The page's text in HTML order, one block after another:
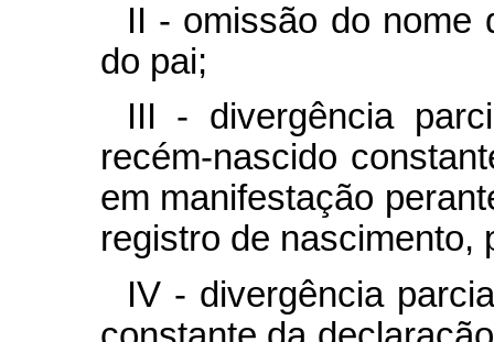
II - omissão do nome
do pai;
III - divergência
recém-nascido
em manifestação
registro de nascimento,
IV - divergência